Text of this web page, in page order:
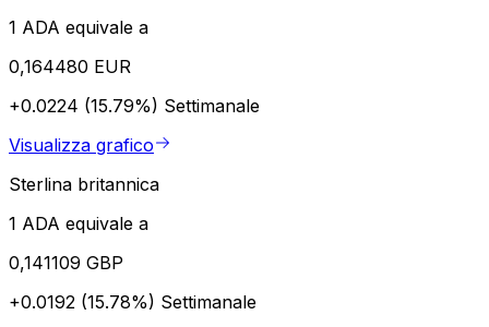
1 ADA equivale a
0,164480 EUR
+0.0224 (15.79%) Settimanale
Visualizza grafico
Sterlina britannica
1 ADA equivale a
0,141109 GBP
+0.0192 (15.78%) Settimanale